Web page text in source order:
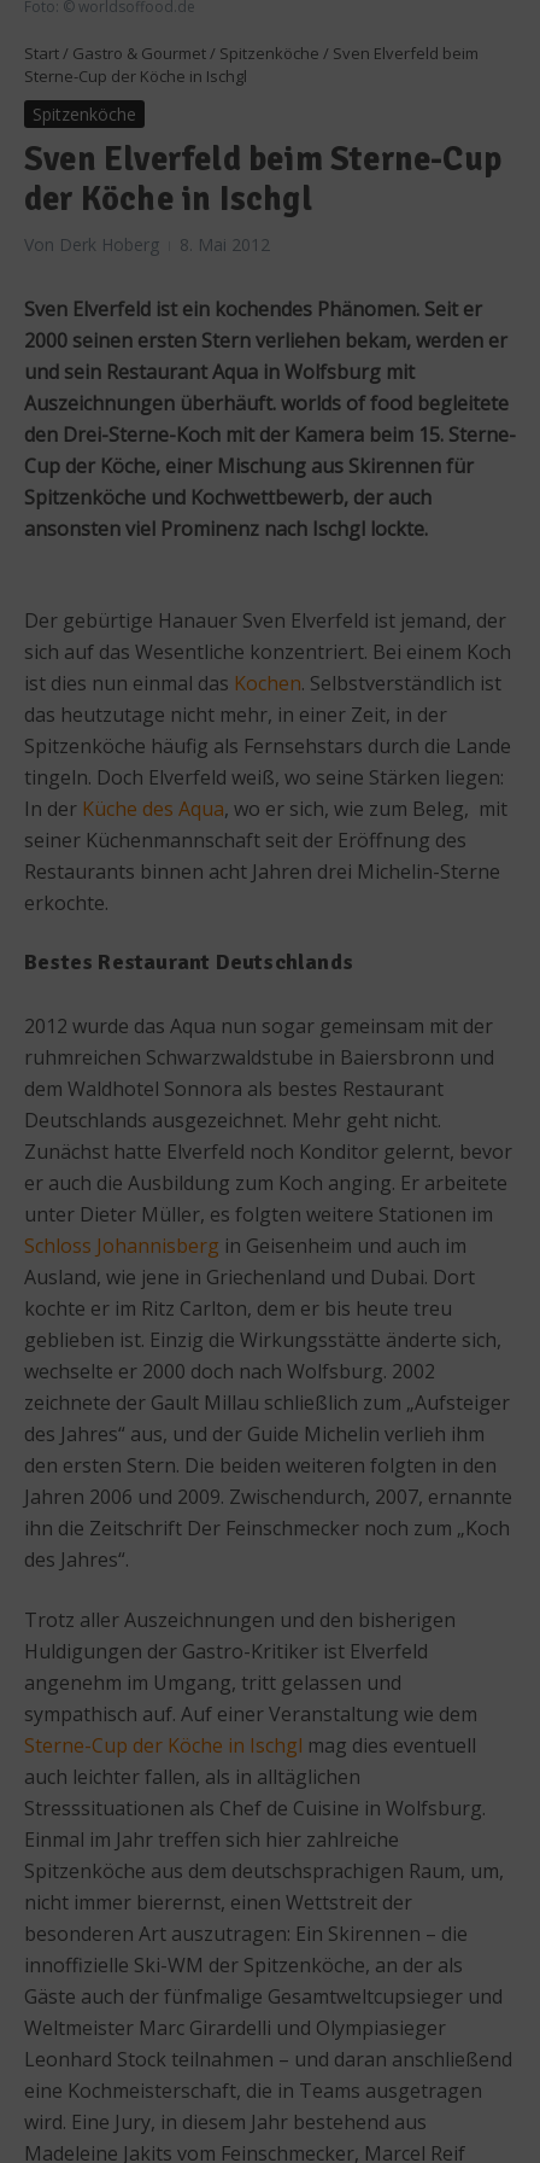
Foto: © worldsoffood.de
Start / Gastro & Gourmet / Spitzenköche / Sven Elverfeld beim
Sterne-Cup der Köche in Ischgl
Spitzenköche
Sven Elverfeld beim Sterne-Cup
der Köche in Ischgl
Von Derk Hoberg 8. Mai 2012
Sven Elverfeld ist ein kochendes Phänomen. Seit er
2000 seinen ersten Stern verliehen bekam, werden er
und sein Restaurant Aqua in Wolfsburg mit
Auszeichnungen überhäuft. worlds of food begleitete
den Drei-Sterne-Koch mit der Kamera beim 15. Sterne-
Cup der Köche, einer Mischung aus Skirennen für
Spitzenköche und Kochwettbewerb, der auch
ansonsten viel Prominenz nach Ischgl lockte.
Der gebürtige Hanauer Sven Elverfeld ist jemand, der
sich auf das Wesentliche konzentriert. Bei einem Koch
ist dies nun einmal das Kochen. Selbstverständlich ist
das heutzutage nicht mehr, in einer Zeit, in der
Spitzenköche häufig als Fernsehstars durch die Lande
tingeln. Doch Elverfeld weiß, wo seine Stärken liegen:
In der Küche des Aqua, wo er sich, wie zum Beleg, mit
seiner Küchenmannschaft seit der Eröffnung des
Restaurants binnen acht Jahren drei Michelin-Sterne
erkochte.
Bestes Restaurant Deutschlands
2012 wurde das Aqua nun sogar gemeinsam mit der
ruhmreichen Schwarzwaldstube in Baiersbronn und
dem Waldhotel Sonnora als bestes Restaurant
Deutschlands ausgezeichnet. Mehr geht nicht.
Zunächst hatte Elverfeld noch Konditor gelernt, bevor
er auch die Ausbildung zum Koch anging. Er arbeitete
unter Dieter Müller, es folgten weitere Stationen im
Schloss Johannisberg in Geisenheim und auch im
Ausland, wie jene in Griechenland und Dubai. Dort
kochte er im Ritz Carlton, dem er bis heute treu
geblieben ist. Einzig die Wirkungsstätte änderte sich,
wechselte er 2000 doch nach Wolfsburg. 2002
zeichnete der Gault Millau schließlich zum „Aufsteiger
des Jahres“ aus, und der Guide Michelin verlieh ihm
den ersten Stern. Die beiden weiteren folgten in den
Jahren 2006 und 2009. Zwischendurch, 2007, ernannte
ihn die Zeitschrift Der Feinschmecker noch zum „Koch
des Jahres“.
Trotz aller Auszeichnungen und den bisherigen
Huldigungen der Gastro-Kritiker ist Elverfeld
angenehm im Umgang, tritt gelassen und
sympathisch auf. Auf einer Veranstaltung wie dem
Sterne-Cup der Köche in Ischgl mag dies eventuell
auch leichter fallen, als in alltäglichen
Stresssituationen als Chef de Cuisine in Wolfsburg.
Einmal im Jahr treffen sich hier zahlreiche
Spitzenköche aus dem deutschsprachigen Raum, um,
nicht immer bierernst, einen Wettstreit der
besonderen Art auszutragen: Ein Skirennen – die
innoffizielle Ski-WM der Spitzenköche, an der als
Gäste auch der fünfmalige Gesamtweltcupsieger und
Weltmeister Marc Girardelli und Olympiasieger
Leonhard Stock teilnahmen – und daran anschließend
eine Kochmeisterschaft, die in Teams ausgetragen
wird. Eine Jury, in diesem Jahr bestehend aus
Madeleine Jakits vom Feinschmecker, Marcel Reif